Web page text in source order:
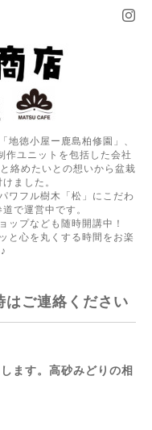
地徳小屋ー鹿島柏修園」、
作ユニットを包括した会社
絡めたいとの想いから盆栽
ました。
ワフル樹木「松」にこだわ
で運営中です。
ップなども随時開講中！
と心を丸くする時間をお楽
はご連絡ください
ます。高砂みどりの相